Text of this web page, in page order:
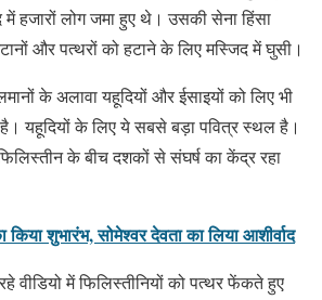
हजारों लोग जमा हुए थे। उसकी सेना हिंसा
और पत्थरों को हटाने के लिए मस्जिद में घुसी।
के अलावा यहूदियों और ईसाइयों को लिए भी
है। यहूदियों के लिए ये सबसे बड़ा पवित्र स्थल है।
के बीच दशकों से संघर्ष का केंद्र रहा
शुभारंभ, सोमेश्वर देवता का लिया आशीर्वाद
वीडियो में फिलिस्तीनियों को पत्थर फेंकते हुए